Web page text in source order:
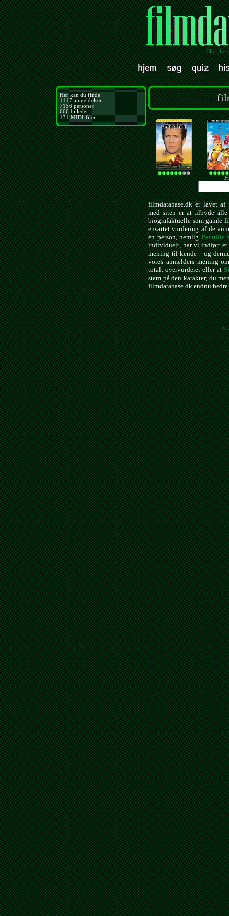
- Click
Her kan du finde:
1117anmeldelser
7156personer
666billeder
131MIDI-filer
filmdatabase.dk er lavet af
med siten er at tilbyde
biografaktuelle som gamle
ensartet vurdering af de
én person, nemligPernille
individuelt, har vi indført et
mening til kende - og
vores anmelders mening
totalt overvurderet eller at
stem på den karakter, du
filmdatabase.dk endnu bedre.
©